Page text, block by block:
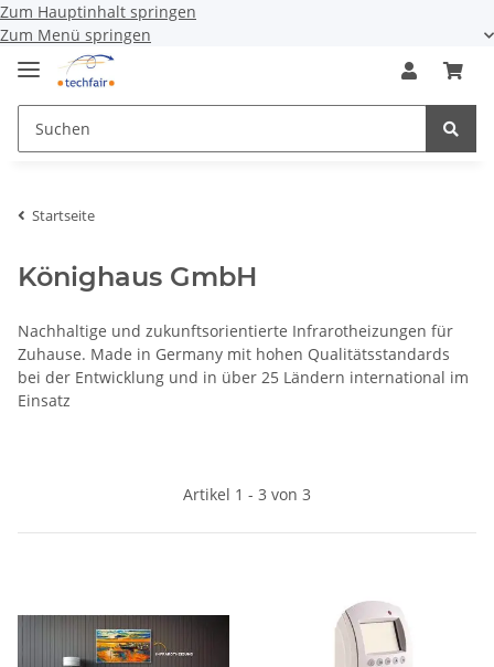
Zum Hauptinhalt springen
Zum Menü springen
Startseite
Könighaus GmbH
Nachhaltige und zukunftsorientierte Infrarotheizungen für
Zuhause. Made in Germany mit hohen Qualitätsstandards
bei der Entwicklung und in über 25 Ländern international im
Einsatz
Artikel 1 - 3 von 3